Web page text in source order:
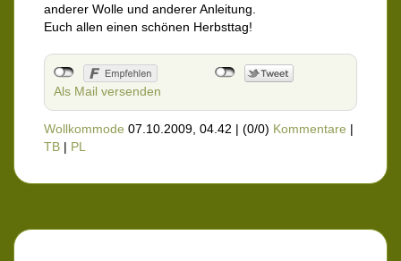
anderer Wolle und anderer Anleitung.
Euch allen einen schönen Herbsttag!
Als Mail versenden
Wollkommode 07.10.2009, 04.42 | (0/0) Kommentare |
TB | PL